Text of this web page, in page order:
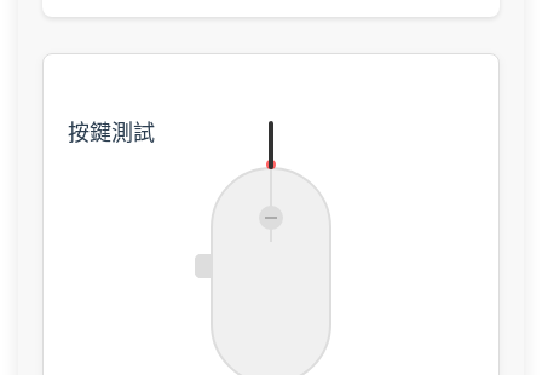
按鍵測試
左
鍵
鍵
滾
滾
後
鍵
前
鍵